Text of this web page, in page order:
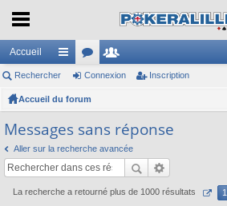
Accueil
ac
co
ci
s
or
u
s
e
es
Rechercher Connexion Inscription
Accueil du forum
Messages sans réponse
Aller sur la recherche avancée
La recherche a retourné plus de 1000 résultats 1